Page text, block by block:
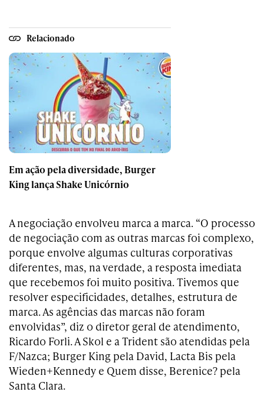
Relacionado
Em ação pela diversidade, Burger
King lança Shake Unicórnio
A negociação envolveu marca a marca. “O processo
de negociação com as outras marcas foi complexo,
porque envolve algumas culturas corporativas
diferentes, mas, na verdade, a resposta imediata
que recebemos foi muito positiva. Tivemos que
resolver especificidades, detalhes, estrutura de
marca. As agências das marcas não foram
envolvidas”, diz o diretor geral de atendimento,
Ricardo Forli. A Skol e a Trident são atendidas pela
F/Nazca; Burger King pela David, Lacta Bis pela
Wieden+Kennedy e Quem disse, Berenice? pela
Santa Clara.